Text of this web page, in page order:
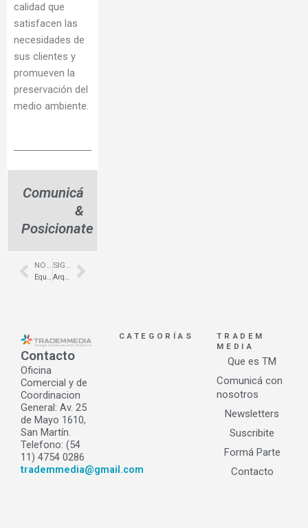
calidad que
satisfacen las
necesidades de
sus clientes y
promueven la
preservación del
medio ambiente.
Comunicá
&
Posicionate
Prev
NOTA ANTERIOR SIGUIENTE NOTA Next
Contacto
Oficina
Comercial y de
Coordinacion
General: Av. 25
de Mayo 1610,
San Martín.
Telefono: (54
11) 4754 0286
trademmedia@gmail.com
CATEGORÍAS
TRADEM
MEDIA
Que es TM
Comunicá con
nosotros
Newsletters
Suscribite
Formá Parte
Contacto